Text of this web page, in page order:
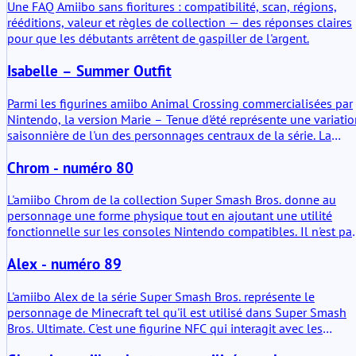
Une FAQ Amiibo sans fioritures : compatibilité, scan, régions,
rééditions, valeur et règles de collection — des réponses claires
pour que les débutants arrêtent de gaspiller de l'argent.
Isabelle – Summer Outfit
Parmi les figurines amiibo Animal Crossing commercialisées par
Nintendo, la version Marie – Tenue d'été représente une
saisonnière de l'un des personnages centraux de la série. La
autres amiibo Animal Crossing, mais son apparence reflète le
estivaux dans les jeux. Lorsqu'elle est scannée via NFC, la
figurine interagit avec plusieurs titres compatibles et débloque
de petites interactions en jeu liées à Marie elle-même.
Chrom - numéro 80
L'amiibo Chrom de la collection Super Smash Bros. donne au
personnage une forme physique tout en ajoutant une utilité
fonctionnelle sur les consoles Nintendo compatibles. Il n'est
charge et débloque du contenu en jeu défini. Sa valeur pratique
Ultimate et sur des bonus mineurs dans certains titres Fire
Emblem.
Alex - numéro 89
L'amiibo Alex de la série Super Smash Bros. représente le
personnage de Minecraft tel qu'il est utilisé dans Super Smash
Bros. Ultimate. C'est une figurine NFC qui interagit avec les